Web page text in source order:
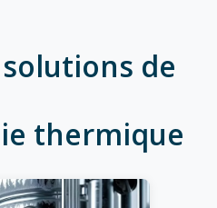
de
thermique